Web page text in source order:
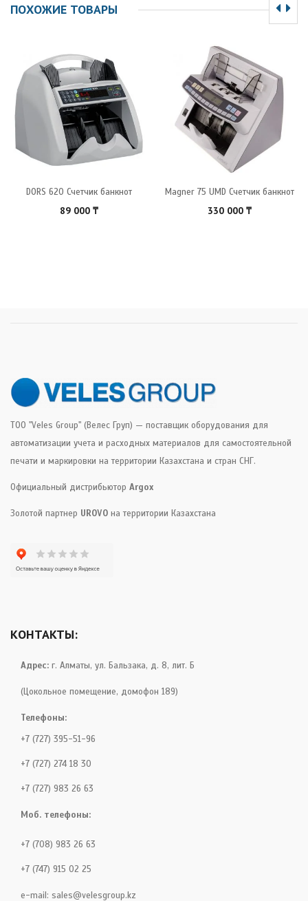
ПОХОЖИЕ ТОВАРЫ
DORS 620 Счетчик банкнот
89 000 ₸
Magner 75 UMD Счетчик банкнот
330 000 ₸
ТОО "Veles Group" (Велес Груп) — поставщик оборудования для
автоматизации учета и расходных материалов для самостоятельной
печати и маркировки на территории Казахстана и стран СНГ.
Официальный дистрибьютор Argox
Золотой партнер UROVO на территории Казахстана
КОНТАКТЫ:
Адрес: г. Алматы, ул. Бальзака, д. 8, лит. Б
(Цокольное помещение, домофон 189)
Телефоны:
+7 (727) 395-51-96
+7 (727) 274 18 30
+7 (727) 983 26 63
Моб. телефоны:
+7 (708) 983 26 63
+7 (747) 915 02 25
e-mail: sales@velesgroup.kz